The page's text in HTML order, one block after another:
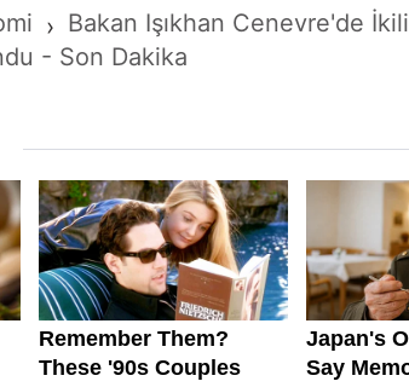
› Bakan Işıkhan Cenevre'de İkili
- Son Dakika